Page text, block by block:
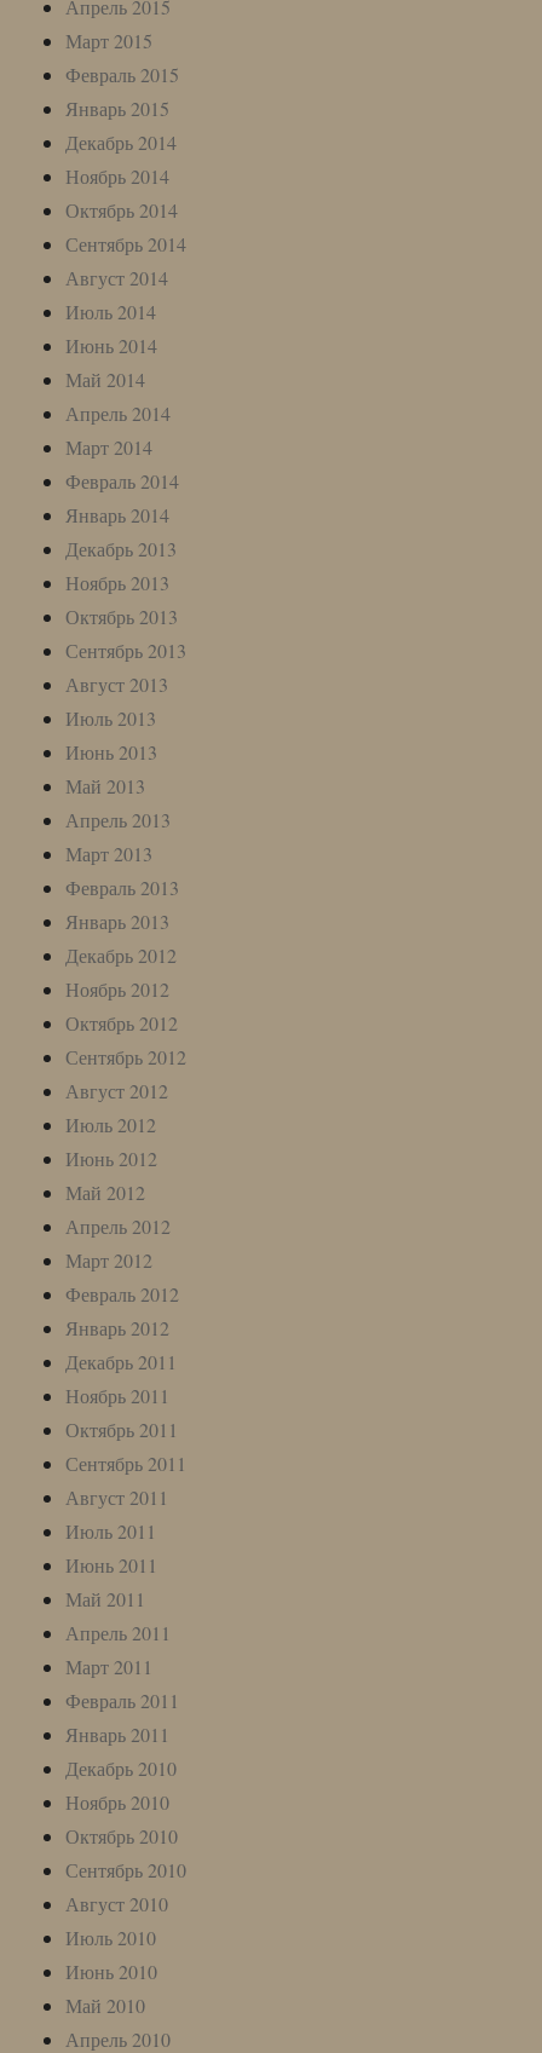
Апрель 2015
Март 2015
Февраль 2015
Январь 2015
Декабрь 2014
Ноябрь 2014
Октябрь 2014
Сентябрь 2014
Август 2014
Июль 2014
Июнь 2014
Май 2014
Апрель 2014
Март 2014
Февраль 2014
Январь 2014
Декабрь 2013
Ноябрь 2013
Октябрь 2013
Сентябрь 2013
Август 2013
Июль 2013
Июнь 2013
Май 2013
Апрель 2013
Март 2013
Февраль 2013
Январь 2013
Декабрь 2012
Ноябрь 2012
Октябрь 2012
Сентябрь 2012
Август 2012
Июль 2012
Июнь 2012
Май 2012
Апрель 2012
Март 2012
Февраль 2012
Январь 2012
Декабрь 2011
Ноябрь 2011
Октябрь 2011
Сентябрь 2011
Август 2011
Июль 2011
Июнь 2011
Май 2011
Апрель 2011
Март 2011
Февраль 2011
Январь 2011
Декабрь 2010
Ноябрь 2010
Октябрь 2010
Сентябрь 2010
Август 2010
Июль 2010
Июнь 2010
Май 2010
Апрель 2010